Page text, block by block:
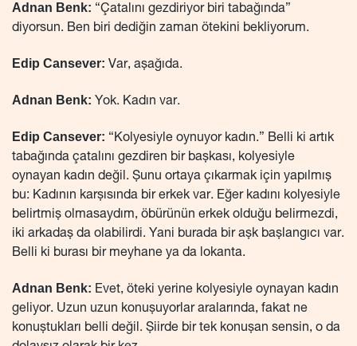
Adnan Benk: “Çatalını gezdiriyor biri tabağında”
diyorsun. Ben biri dediğin zaman ötekini bekliyorum.
Edip Cansever: Var, aşağıda.
Adnan Benk: Yok. Kadın var.
Edip Cansever: “Kolyesiyle oynuyor kadın.” Belli ki artık
tabağında çatalını gezdiren bir başkası, kolyesiyle
oynayan kadın değil. Şunu ortaya çıkarmak için yapılmış
bu: Kadının karşısında bir erkek var. Eğer kadını kolyesiyle
belirtmiş olmasaydım, öbürünün erkek olduğu belirmezdi,
iki arkadaş da olabilirdi. Yani burada bir aşk başlangıcı var.
Belli ki burası bir meyhane ya da lokanta.
Adnan Benk: Evet, öteki yerine kolyesiyle oynayan kadın
geliyor. Uzun uzun konuşuyorlar aralarında, fakat ne
konuştukları belli değil. Şiirde bir tek konuşan sensin, o da